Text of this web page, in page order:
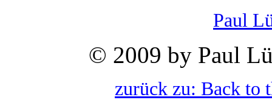
Paul
© 2009 by Paul
zurück zu: Back to